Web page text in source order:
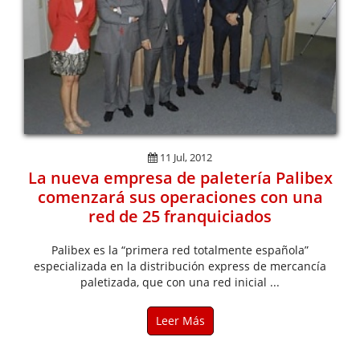
11 Jul, 2012
La nueva empresa de paletería Palibex
comenzará sus operaciones con una
red de 25 franquiciados
Palibex es la “primera red totalmente española”
especializada en la distribución express de mercancía
paletizada, que con una red inicial ...
Leer Más